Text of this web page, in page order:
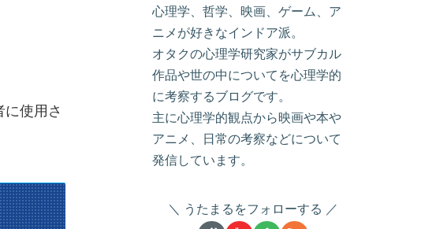
使用さ
心理学、哲学、映画、ゲーム、ア
ニメが好きなインドア派。
オタクの心理学研究家がサブカル
作品や世の中についてを心理学的
に考察するブログです。
主に心理学的観点から映画や本や
アニメ、日常の考察などについて
発信しています。
うたまるをフォローする